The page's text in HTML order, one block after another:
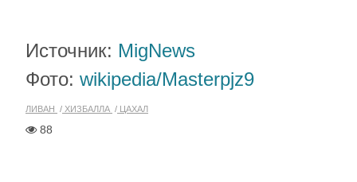
Источник: MigNews
Фото: wikipedia/Masterpjz9
ЛИВАН ХИЗБАЛЛА ЦАХАЛ
88